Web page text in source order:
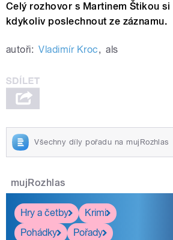
Celý rozhovor s Martinem Štikou si
kdykoliv poslechnout ze záznamu.
autoři: Vladimír Kroc, als
Všechny díly pořadu na mujRozhlas
mujRozhlas
Hry a četby
Krimi
Pohádky
Pořady